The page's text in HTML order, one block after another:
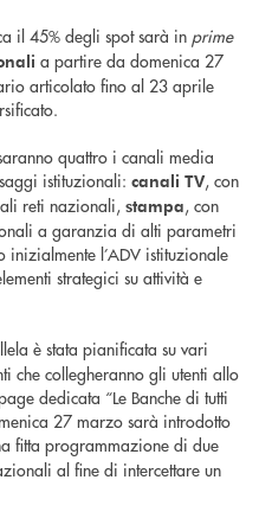
il 45% degli spot sarà in prime
a partire da domenica 27
articolato fino al 23 aprile
quattro i canali media
istituzionali: canali TV, con
reti nazionali, stampa, con
a garanzia di alti parametri
l’ADV istituzionale
strategici su attività e
è stata pianificata su vari
che collegheranno gli utenti allo
dedicata “Le Banche di tutti
27 marzo sarà introdotto
fitta programmazione di due
al fine di intercettare un